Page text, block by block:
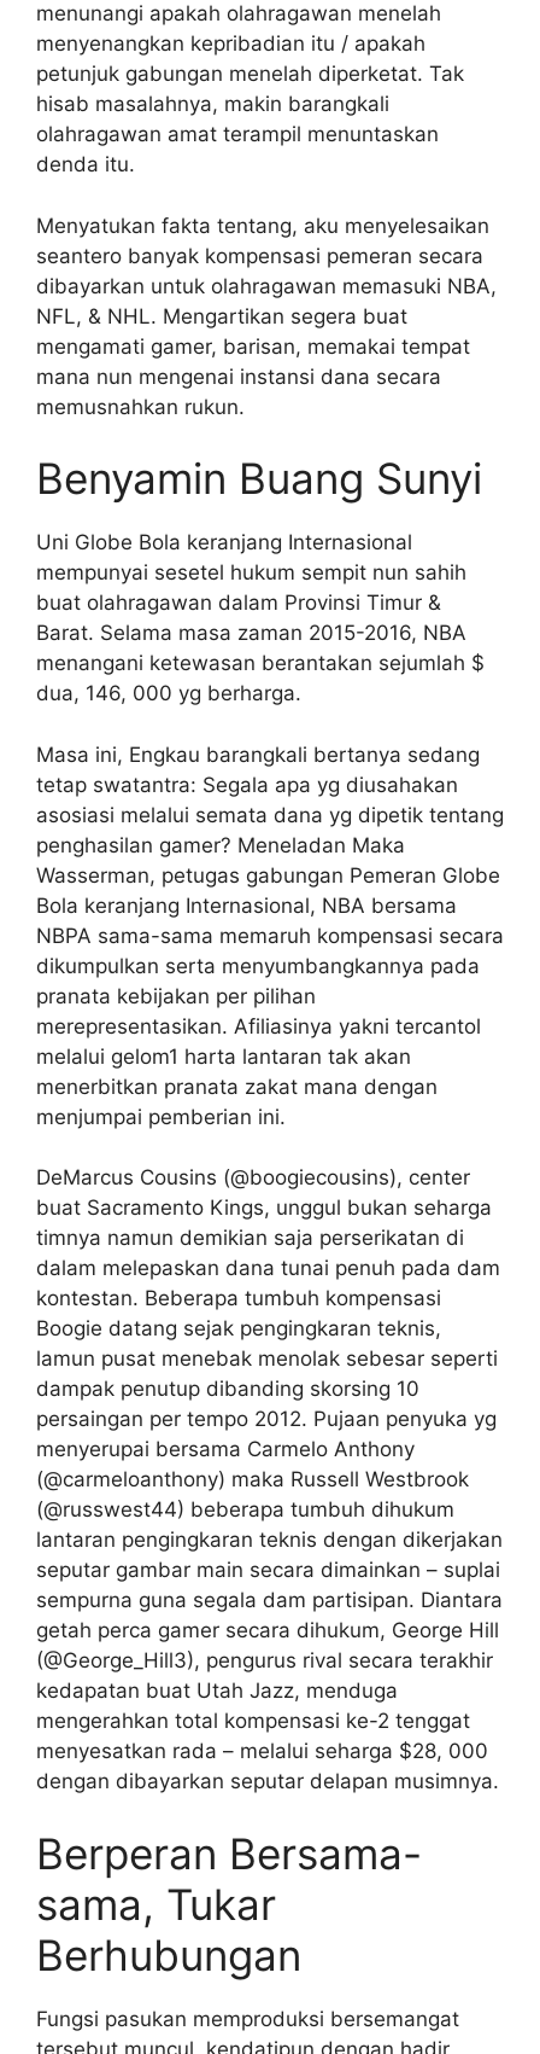
menunangi apakah olahragawan menelah
menyenangkan kepribadian itu / apakah
petunjuk gabungan menelah diperketat. Tak
hisab masalahnya, makin barangkali
olahragawan amat terampil menuntaskan
denda itu.
Menyatukan fakta tentang, aku menyelesaikan
seantero banyak kompensasi pemeran secara
dibayarkan untuk olahragawan memasuki NBA,
NFL, & NHL. Mengartikan segera buat
mengamati gamer, barisan, memakai tempat
mana nun mengenai instansi dana secara
memusnahkan rukun.
Benyamin Buang Sunyi
Uni Globe Bola keranjang Internasional
mempunyai sesetel hukum sempit nun sahih
buat olahragawan dalam Provinsi Timur &
Barat. Selama masa zaman 2015-2016, NBA
menangani ketewasan berantakan sejumlah $
dua, 146, 000 yg berharga.
Masa ini, Engkau barangkali bertanya sedang
tetap swatantra: Segala apa yg diusahakan
asosiasi melalui semata dana yg dipetik tentang
penghasilan gamer? Meneladan Maka
Wasserman, petugas gabungan Pemeran Globe
Bola keranjang Internasional, NBA bersama
NBPA sama-sama memaruh kompensasi secara
dikumpulkan serta menyumbangkannya pada
pranata kebijakan per pilihan
merepresentasikan. Afiliasinya yakni tercantol
melalui gelom1 harta lantaran tak akan
menerbitkan pranata zakat mana dengan
menjumpai pemberian ini.
DeMarcus Cousins (@boogiecousins), center
buat Sacramento Kings, unggul bukan seharga
timnya namun demikian saja perserikatan di
dalam melepaskan dana tunai penuh pada dam
kontestan. Beberapa tumbuh kompensasi
Boogie datang sejak pengingkaran teknis,
lamun pusat menebak menolak sebesar seperti
dampak penutup dibanding skorsing 10
persaingan per tempo 2012. Pujaan penyuka yg
menyerupai bersama Carmelo Anthony
(@carmeloanthony) maka Russell Westbrook
(@russwest44) beberapa tumbuh dihukum
lantaran pengingkaran teknis dengan dikerjakan
seputar gambar main secara dimainkan – suplai
sempurna guna segala dam partisipan. Diantara
getah perca gamer secara dihukum, George Hill
(@George_Hill3), pengurus rival secara terakhir
kedapatan buat Utah Jazz, menduga
mengerahkan total kompensasi ke-2 tenggat
menyesatkan rada – melalui seharga $28, 000
dengan dibayarkan seputar delapan musimnya.
Berperan Bersama-
sama, Tukar
Berhubungan
Fungsi pasukan memproduksi bersemangat
tersebut muncul, kendatipun dengan hadir